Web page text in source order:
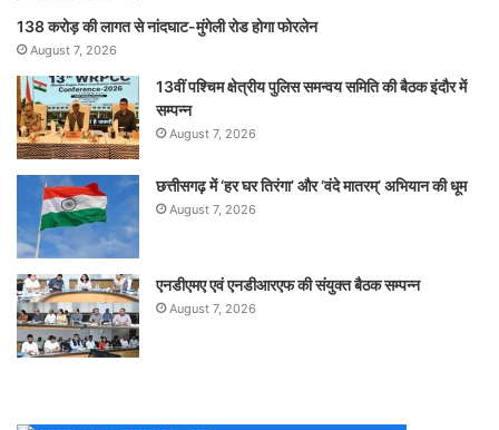
138 करोड़ की लागत से नांदघाट-मुंगेली रोड होगा फोरलेन
August 7, 2026
13वीं पश्चिम क्षेत्रीय पुलिस समन्वय समिति की बैठक इंदौर में
सम्पन्न
August 7, 2026
छत्तीसगढ़ में ‘हर घर तिरंगा’ और ‘वंदे मातरम्’ अभियान की धूम
August 7, 2026
एनडीएमए एवं एनडीआरएफ की संयुक्त बैठक सम्पन्न
August 7, 2026